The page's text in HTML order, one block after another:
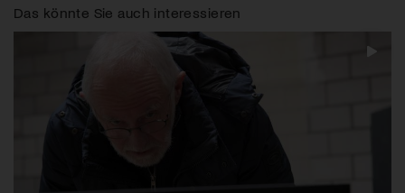
Das könnte Sie auch interessieren